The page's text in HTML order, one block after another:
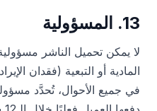
13. المسؤولية
لا يمكن تحميل الناشر
المادية أو التبعية (فقدان
في جميع الأحوال، تُحدَّد